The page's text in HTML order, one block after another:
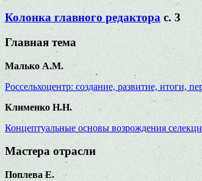
Колонка главного редактора с. 3
Главная тема
Малько А.М.
Россельхоцентр: создание, развитие, итоги,
Клименко Н.Н.
Концептуальные основы возрождения
Мастера отрасли
Поплева Е.